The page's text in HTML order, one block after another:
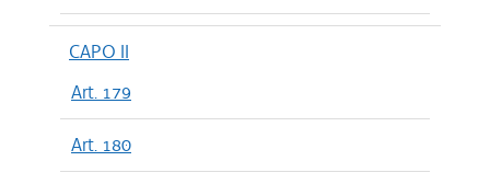
CAPO II
Art. 179
Art. 180